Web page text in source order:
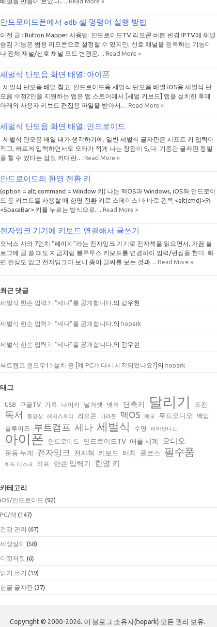
안드로이드폰에서 adb 셀 명령어 실행 방법
이전 글 : Button Mapper 사용법: 안드로이드TV 리모콘 버튼 변경 IPTV에 채널
숨김 기능은 범용 리모콘으로 설정할 수 있지만, 선호 채널을 등록하는 기능이
나 전체 재널/선호 채널 모드 변경은… Read More »
세벌식 단모음 화면 배열: 아이폰
세벌식 단모음 배열 참고: 안드로이드용 세벌식 단모음 배열 iOS용 세벌식 단
모음 수정2안을 지원하는 앱은 앱 스토어에서 [세벌 키보드] 앱을 설치한 후에
아래의 사용자 키보드 편집용 파일을 받아서… Read More »
세벌식 단모음 화면 배열: 안드로이드
세벌식 단모음 배열 내가 생각하기에, 일반 세벌식 글자판은 시프트 키 입력이
적고, 빠르게 입력하면서도 오타가 적게 나는 장점이 있다. 기종간 글자판 통일
을 할 수 있다는 점도 커다란… Read More »
안드로이드의 한영 전환 키
(option = alt; command = Window 키) 나는 맥OS과 Windows, iOS와 안드로이
드 등 키보드를 사용할 때 한영 전환 키로 스페이스 바 바로 왼쪽 <alt(cmd)>와
<SpaceBar> 키를 누르는 방식으로… Read More »
전자잉크 기기에 키보드 연결해서 글쓰기
오닉스 사의 7인치 “페이지”라는 전자잉크 기기로 전자책을 읽으면서, 가끔 블
로그에 글 쓸 때도 지금처럼 블루투스 키보드를 연결하여 입력/편집을 한다. 화
면 잔상도 없고 전자잉크다 보니 종이 글씨를 보는 것과… Read More »
최근 댓글
세벌식 한손 입력기 “세나”를 공개합니다. 의 강우현
세벌식 한손 입력기 “세나”를 공개합니다. 의 hopark
세벌식 한손 입력기 “세나”를 공개합니다. 의 강우현
부트캠프 윈도우11 설치 중 [왜 PC가 다시 시작되었나요?] 의 hopark
태그
USB 구글TV 기록 나이키 날개셋 넷북 단축키 달리기 도전
독서 동영상 레지스트리 리모콘 마라톤 맥OS 메모 무드오디오
백업
볼루미오
부트캠프 세나 세벌식 수영 아이팟나노
아이폰 안드로이드 안드로이드TV 애플 시계 오디오
운동 누계 전자잉크 전자책 키보드 터치 풀코스 필수품
하드 디스크 하프 한손 입력기 한영 키
카테고리
iOS/안드로이드 (92)
PC/맥 (147)
건강 관리 (67)
세상살이 (58)
이것저것 (6)
읽기 쓰기 (19)
한글 글자판 (37)
Copyright © 2000-2026. 이 블로그 소유자(hopark) 모든 권리 보유.